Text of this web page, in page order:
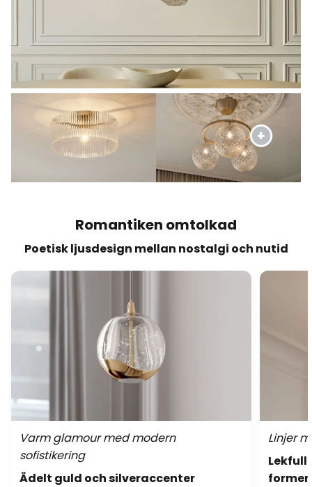
Romantiken omtolkad
Poetisk ljusdesign mellan nostalgi och nutid
Varm glamour med modern
sofistikering
Ädelt guld och silveraccenter
Linjer
former